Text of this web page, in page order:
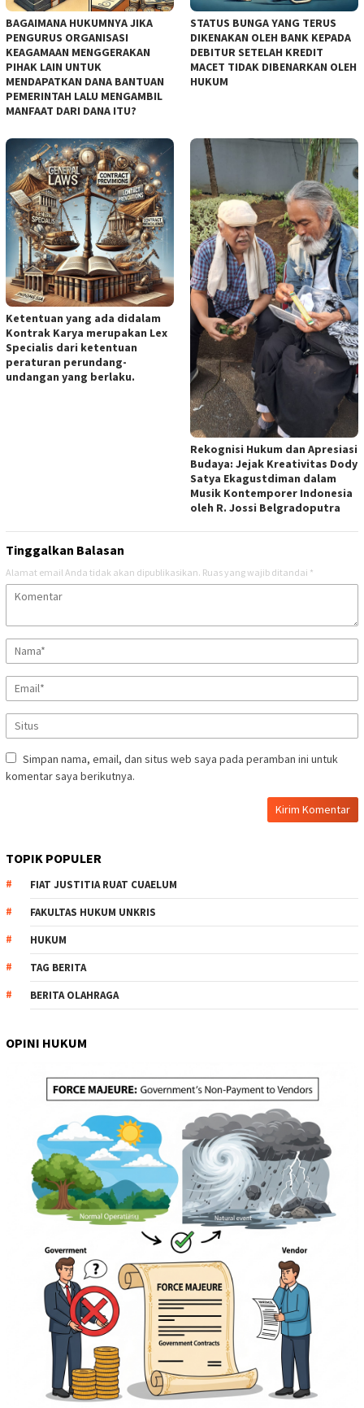
BAGAIMANA HUKUMNYA JIKA
PENGURUS ORGANISASI
KEAGAMAAN MENGGERAKAN
PIHAK LAIN UNTUK
MENDAPATKAN DANA BANTUAN
PEMERINTAH LALU MENGAMBIL
MANFAAT DARI DANA ITU?
STATUS BUNGA YANG TERUS
DIKENAKAN OLEH BANK KEPADA
DEBITUR SETELAH KREDIT
MACET TIDAK DIBENARKAN OLEH
HUKUM
Ketentuan yang ada didalam
Kontrak Karya merupakan Lex
Specialis dari ketentuan
peraturan perundang-
undangan yang berlaku.
Rekognisi Hukum dan Apresiasi
Budaya: Jejak Kreativitas Dody
Satya Ekagustdiman dalam
Musik Kontemporer Indonesia
oleh R. Jossi Belgradoputra
Tinggalkan Balasan
Alamat email Anda tidak akan dipublikasikan. Ruas yang wajib ditandai *
Simpan nama, email, dan situs web saya pada peramban ini untuk
komentar saya berikutnya.
TOPIK POPULER
FIAT JUSTITIA RUAT CUAELUM
FAKULTAS HUKUM UNKRIS
HUKUM
TAG BERITA
BERITA OLAHRAGA
OPINI HUKUM